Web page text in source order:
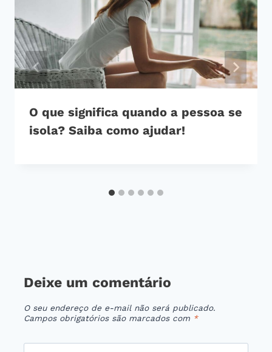
O que significa quando a pessoa se
isola? Saiba como ajudar!
Deixe um comentário
O seu endereço de e-mail não será publicado.
Campos obrigatórios são marcados com *